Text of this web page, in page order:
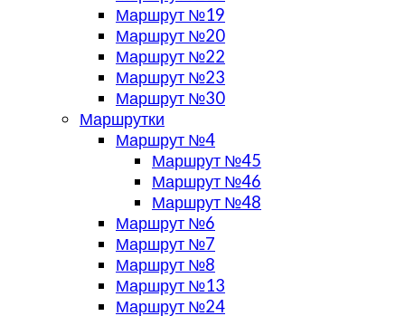
Маршрут №19
Маршрут №20
Маршрут №22
Маршрут №23
Маршрут №30
Маршрутки
Маршрут №4
Маршрут №45
Маршрут №46
Маршрут №48
Маршрут №6
Маршрут №7
Маршрут №8
Маршрут №13
Маршрут №24